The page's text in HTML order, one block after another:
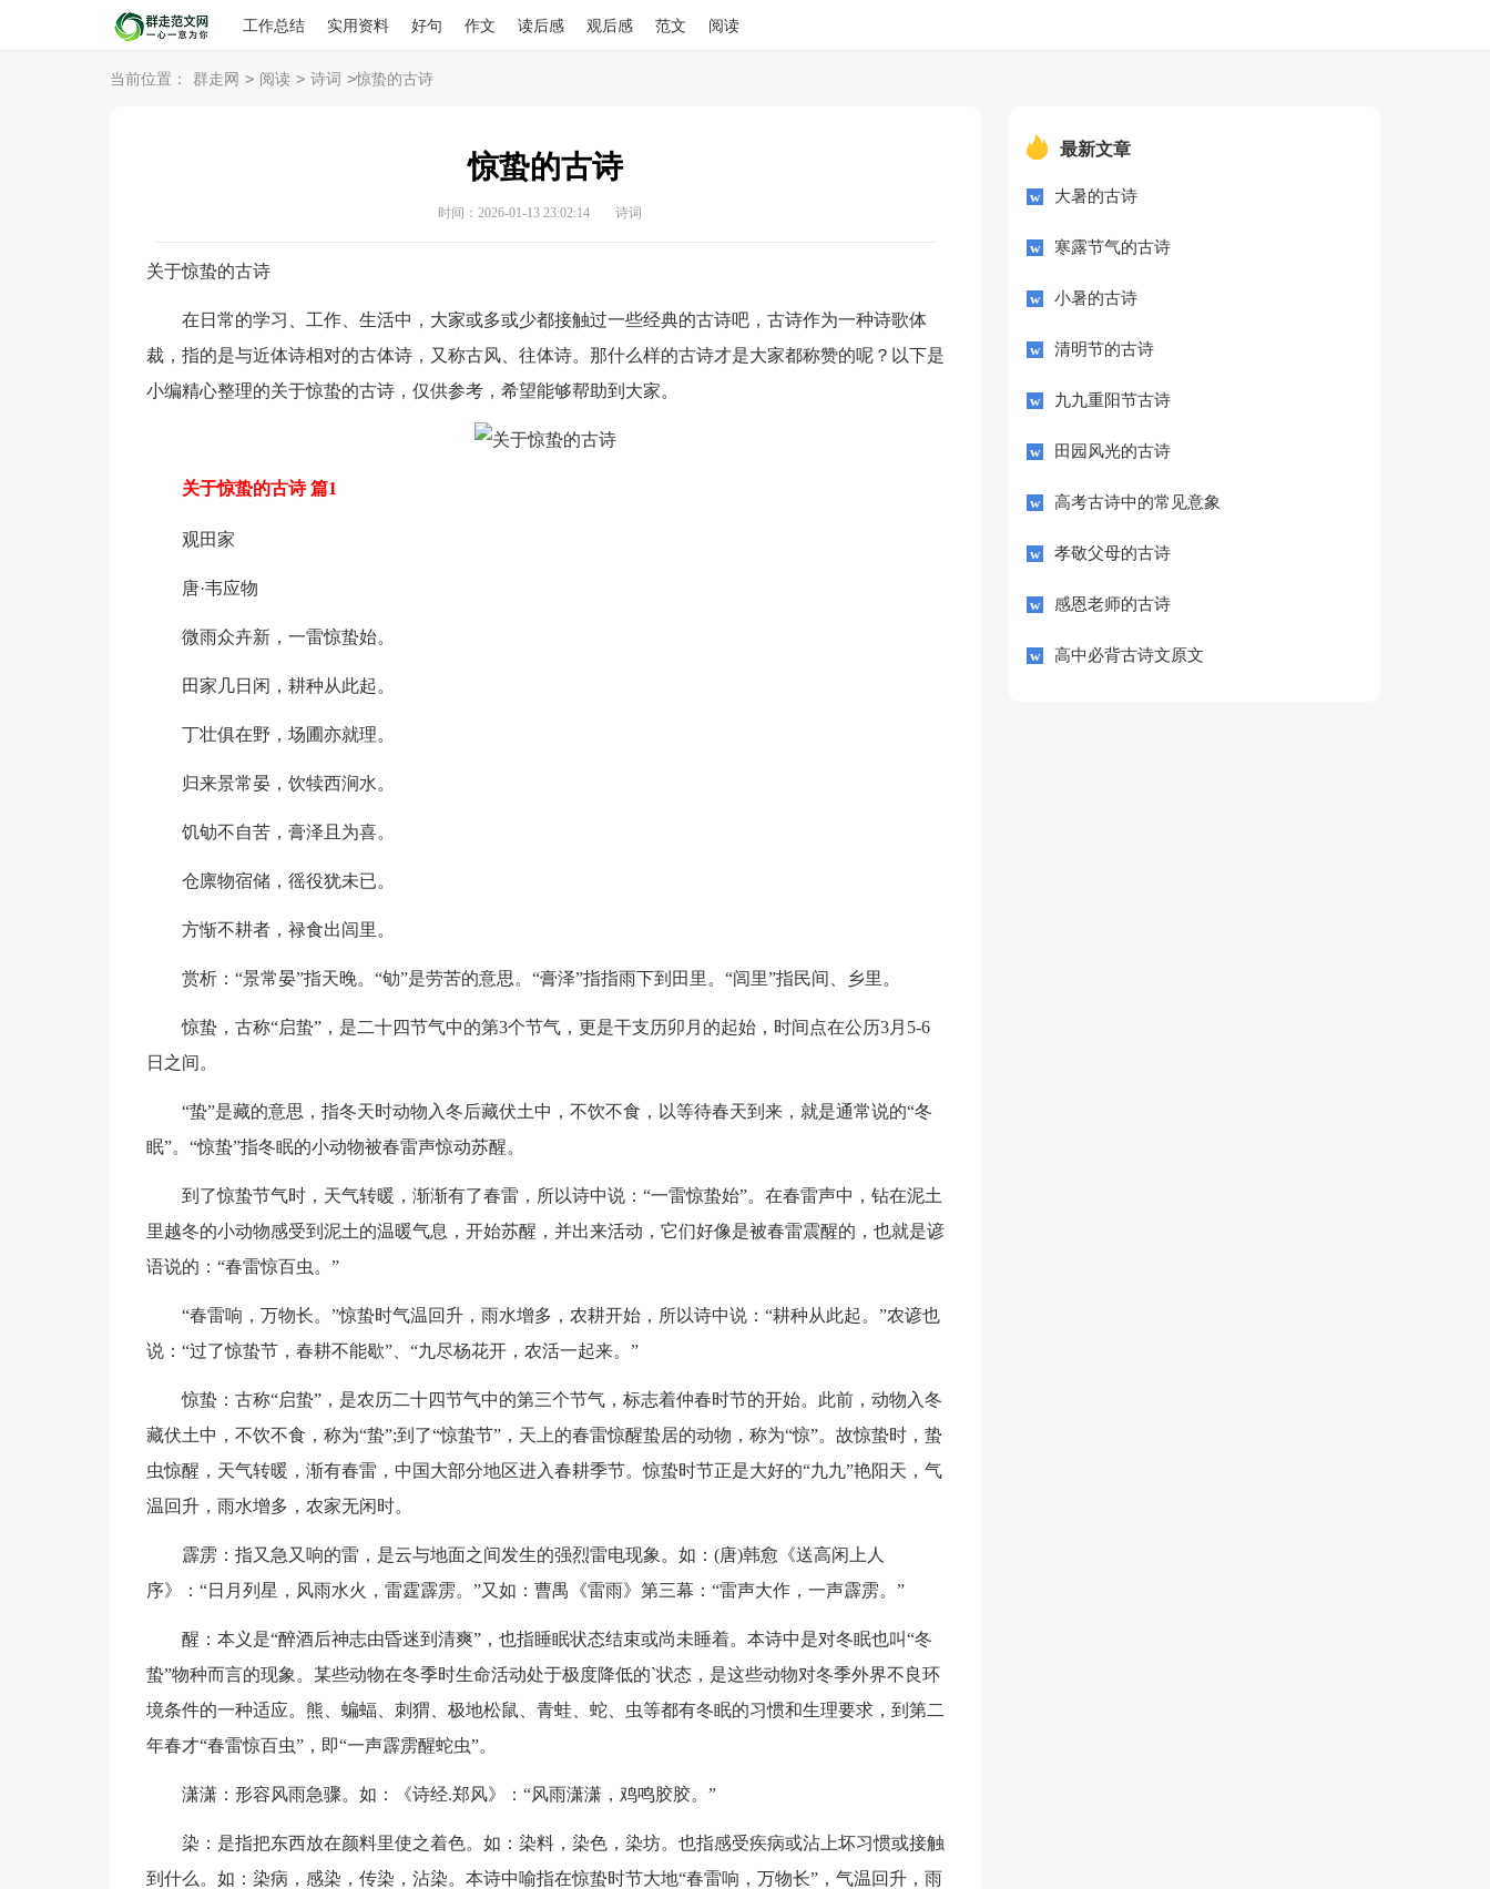
工作总结 实用资料 好句 作文 读后感 观后感 范文 阅读
当前位置： 群走网 > 阅读 > 诗词 >惊蛰的古诗
惊蛰的古诗
时间：2026-01-13 23:02:14 诗词
关于惊蛰的古诗
在日常的学习、工作、生活中，大家或多或少都接触过一些经典的古诗吧，古诗作为一种诗歌体
裁，指的是与近体诗相对的古体诗，又称古风、往体诗。那什么样的古诗才是大家都称赞的呢？以下是
小编精心整理的关于惊蛰的古诗，仅供参考，希望能够帮助到大家。
关于惊蛰的古诗 篇1
观田家
唐·韦应物
微雨众卉新，一雷惊蛰始。
田家几日闲，耕种从此起。
丁壮俱在野，场圃亦就理。
归来景常晏，饮犊西涧水。
饥劬不自苦，膏泽且为喜。
仓廪物宿储，徭役犹未已。
方惭不耕者，禄食出闾里。
赏析：“景常晏”指天晚。“劬”是劳苦的意思。“膏泽”指指雨下到田里。“闾里”指民间、乡里。
惊蛰，古称“启蛰”，是二十四节气中的第3个节气，更是干支历卯月的起始，时间点在公历3月5-6
日之间。
“蛰”是藏的意思，指冬天时动物入冬后藏伏土中，不饮不食，以等待春天到来，就是通常说的“冬
眠”。“惊蛰”指冬眠的小动物被春雷声惊动苏醒。
到了惊蛰节气时，天气转暖，渐渐有了春雷，所以诗中说：“一雷惊蛰始”。在春雷声中，钻在泥土
里越冬的小动物感受到泥土的温暖气息，开始苏醒，并出来活动，它们好像是被春雷震醒的，也就是谚
语说的：“春雷惊百虫。”
“春雷响，万物长。”惊蛰时气温回升，雨水增多，农耕开始，所以诗中说：“耕种从此起。”农谚也
说：“过了惊蛰节，春耕不能歇”、“九尽杨花开，农活一起来。”
惊蛰：古称“启蛰”，是农历二十四节气中的第三个节气，标志着仲春时节的开始。此前，动物入冬
藏伏土中，不饮不食，称为“蛰”;到了“惊蛰节”，天上的春雷惊醒蛰居的动物，称为“惊”。故惊蛰时，蛰
虫惊醒，天气转暖，渐有春雷，中国大部分地区进入春耕季节。惊蛰时节正是大好的“九九”艳阳天，气
温回升，雨水增多，农家无闲时。
霹雳：指又急又响的雷，是云与地面之间发生的强烈雷电现象。如：(唐)韩愈《送高闲上人
序》：“日月列星，风雨水火，雷霆霹雳。”又如：曹禺《雷雨》第三幕：“雷声大作，一声霹雳。”
醒：本义是“醉酒后神志由昏迷到清爽”，也指睡眠状态结束或尚未睡着。本诗中是对冬眠也叫“冬
蛰”物种而言的现象。某些动物在冬季时生命活动处于极度降低的`状态，是这些动物对冬季外界不良环
境条件的一种适应。熊、蝙蝠、刺猬、极地松鼠、青蛙、蛇、虫等都有冬眠的习惯和生理要求，到第二
年春才“春雷惊百虫”，即“一声霹雳醒蛇虫”。
潇潇：形容风雨急骤。如：《诗经.郑风》：“风雨潇潇，鸡鸣胶胶。”
染：是指把东西放在颜料里使之着色。如：染料，染色，染坊。也指感受疾病或沾上坏习惯或接触
到什么。如：染病，感染，传染，沾染。本诗中喻指在惊蛰时节大地“春雷响，万物长”，气温回升，雨
最新文章
大暑的古诗
寒露节气的古诗
小暑的古诗
清明节的古诗
九九重阳节古诗
田园风光的古诗
高考古诗中的常见意象
孝敬父母的古诗
感恩老师的古诗
高中必背古诗文原文